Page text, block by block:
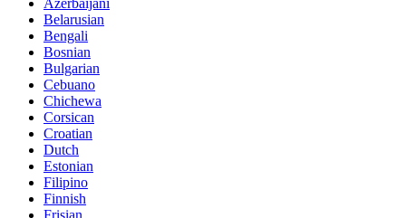
Belarusian
Bengali
Bosnian
Bulgarian
Cebuano
Chichewa
Corsican
Croatian
Dutch
Estonian
Filipino
Finnish
Frisian